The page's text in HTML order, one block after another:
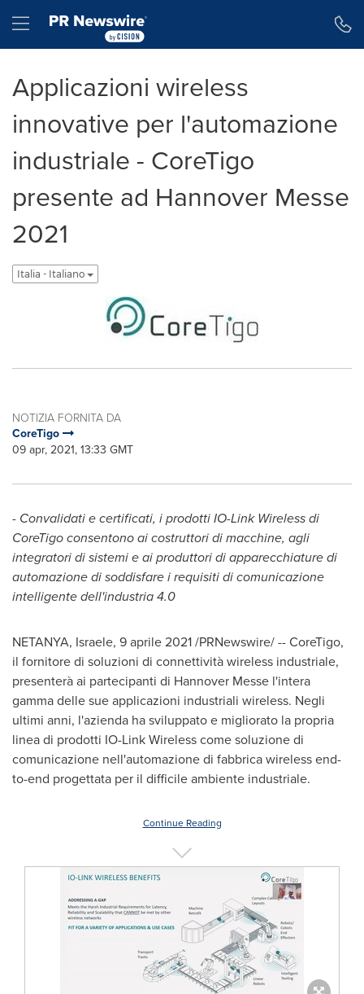
Hamburger menu
Applicazioni wireless
innovative per l'automazione
industriale - CoreTigo
presente ad Hannover Messe
2021
Italia - Italiano
NOTIZIA FORNITA DA
CoreTigo
09 apr, 2021, 13:33 GMT
- Convalidati e certificati, i prodotti IO-Link Wireless di
CoreTigo consentono ai costruttori di macchine, agli
integratori di sistemi e ai produttori di apparecchiature di
automazione di soddisfare i requisiti di comunicazione
intelligente dell'industria 4.0
NETANYA, Israele, 9 aprile 2021 /PRNewswire/ -- CoreTigo,
il fornitore di soluzioni di connettività wireless industriale,
presenterà ai partecipanti di Hannover Messe l'intera
gamma delle sue applicazioni industriali wireless. Negli
ultimi anni, l'azienda ha sviluppato e migliorato la propria
linea di prodotti IO-Link Wireless come soluzione di
comunicazione nell'automazione di fabbrica wireless end-
to-end progettata per il difficile ambiente industriale.
Continue Reading